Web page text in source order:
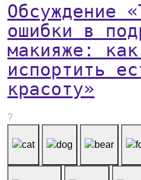
Обсуждение
ошибки в
макияже:
испортить
красоту»
?